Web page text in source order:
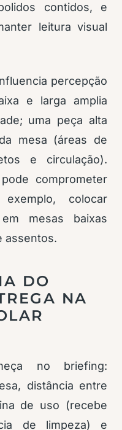
contidos, e
leitura visual
percepção
e larga amplia
uma peça alta
mesa (áreas de
e circulação).
comprometer
colocar
mesas baixas
assentos.
DO
NA
no briefing:
distância entre
de uso (recebe
de limpeza) e